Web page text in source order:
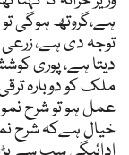
ہے،گروتھ ہوگی
توجہ دی ہے،
دیتا ہے، پوری
ملک کو دوبارہ
عمل ہو تو شرح